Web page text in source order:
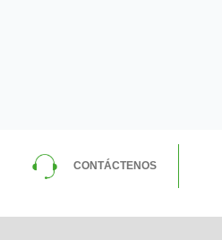
CONTÁCTENOS